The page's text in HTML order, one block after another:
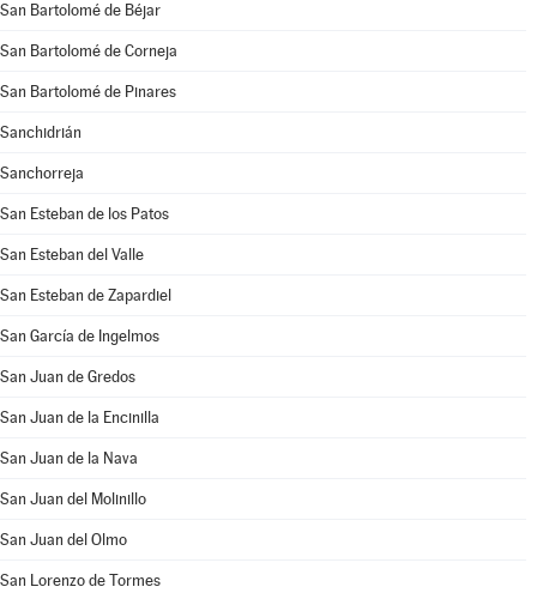
San Bartolomé de Béjar
San Bartolomé de Corneja
San Bartolomé de Pinares
Sanchidrián
Sanchorreja
San Esteban de los Patos
San Esteban del Valle
San Esteban de Zapardiel
San García de Ingelmos
San Juan de Gredos
San Juan de la Encinilla
San Juan de la Nava
San Juan del Molinillo
San Juan del Olmo
San Lorenzo de Tormes